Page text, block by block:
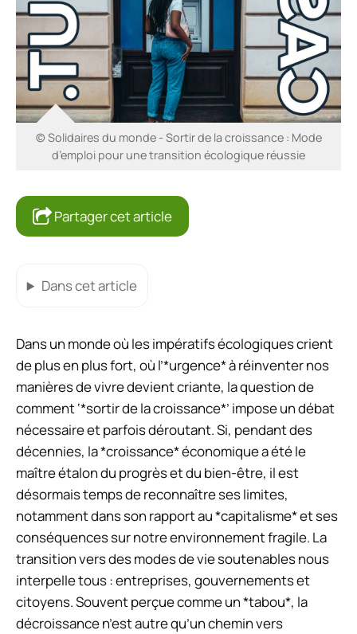
© Solidaires du monde - Sortir de la croissance : Mode
d’emploi pour une transition écologique réussie
Partager cet article
Dans cet article
Dans un monde où les impératifs écologiques crient
de plus en plus fort, où l’*urgence* à réinventer nos
manières de vivre devient criante, la question de
comment ‘*sortir de la croissance*’ impose un débat
nécessaire et parfois déroutant. Si, pendant des
décennies, la *croissance* économique a été le
maître étalon du progrès et du bien-être, il est
désormais temps de reconnaître ses limites,
notamment dans son rapport au *capitalisme* et ses
conséquences sur notre environnement fragile. La
transition vers des modes de vie soutenables nous
interpelle tous : entreprises, gouvernements et
citoyens. Souvent perçue comme un *tabou*, la
décroissance n’est autre qu’un chemin vers